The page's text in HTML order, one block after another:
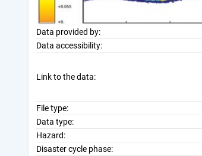
Data provided by:
Data accessibility:
Link to the data:
File type:
Data type:
Hazard:
Disaster cycle phase: